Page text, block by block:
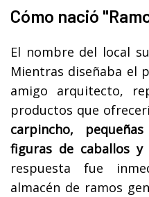
Cómo nació
El nombre del local
Mientras diseñaba el
amigo arquitecto,
productos que
carpincho,
figuras de caballos y
respuesta fue
almacén de ramos